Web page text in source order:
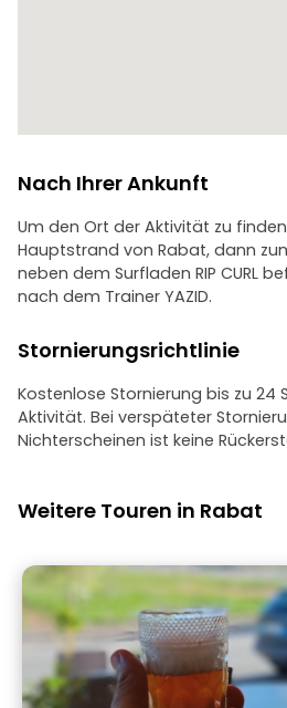
Nach Ihrer Ankunft
Um den Ort der Aktivität zu
Hauptstrand von Rabat, dann
neben dem Surfladen RIP CURL
nach dem Trainer YAZID.
Stornierungsrichtlinie
Kostenlose Stornierung bis zu 24
Aktivität. Bei verspäteter
Nichterscheinen ist keine
Weitere Touren in Rabat